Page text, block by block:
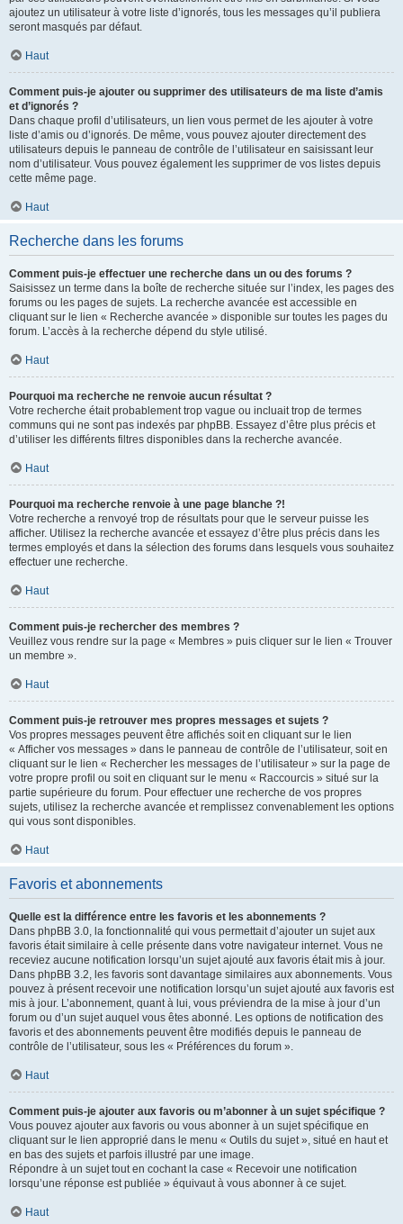
ajoutez un utilisateur à votre liste d’ignorés, tous les messages qu’il publiera
seront masqués par défaut.
Haut
Comment puis-je ajouter ou supprimer des utilisateurs de ma liste d’amis
et d’ignorés ?
Dans chaque profil d’utilisateurs, un lien vous permet de les ajouter à votre
liste d’amis ou d’ignorés. De même, vous pouvez ajouter directement des
utilisateurs depuis le panneau de contrôle de l’utilisateur en saisissant leur
nom d’utilisateur. Vous pouvez également les supprimer de vos listes depuis
cette même page.
Haut
Recherche dans les forums
Comment puis-je effectuer une recherche dans un ou des forums ?
Saisissez un terme dans la boîte de recherche située sur l’index, les pages des
forums ou les pages de sujets. La recherche avancée est accessible en
cliquant sur le lien « Recherche avancée » disponible sur toutes les pages du
forum. L’accès à la recherche dépend du style utilisé.
Haut
Pourquoi ma recherche ne renvoie aucun résultat ?
Votre recherche était probablement trop vague ou incluait trop de termes
communs qui ne sont pas indexés par phpBB. Essayez d’être plus précis et
d’utiliser les différents filtres disponibles dans la recherche avancée.
Haut
Pourquoi ma recherche renvoie à une page blanche ?!
Votre recherche a renvoyé trop de résultats pour que le serveur puisse les
afficher. Utilisez la recherche avancée et essayez d’être plus précis dans les
termes employés et dans la sélection des forums dans lesquels vous souhaitez
effectuer une recherche.
Haut
Comment puis-je rechercher des membres ?
Veuillez vous rendre sur la page « Membres » puis cliquer sur le lien « Trouver
un membre ».
Haut
Comment puis-je retrouver mes propres messages et sujets ?
Vos propres messages peuvent être affichés soit en cliquant sur le lien
« Afficher vos messages » dans le panneau de contrôle de l’utilisateur, soit en
cliquant sur le lien « Rechercher les messages de l’utilisateur » sur la page de
votre propre profil ou soit en cliquant sur le menu « Raccourcis » situé sur la
partie supérieure du forum. Pour effectuer une recherche de vos propres
sujets, utilisez la recherche avancée et remplissez convenablement les options
qui vous sont disponibles.
Haut
Favoris et abonnements
Quelle est la différence entre les favoris et les abonnements ?
Dans phpBB 3.0, la fonctionnalité qui vous permettait d’ajouter un sujet aux
favoris était similaire à celle présente dans votre navigateur internet. Vous ne
receviez aucune notification lorsqu’un sujet ajouté aux favoris était mis à jour.
Dans phpBB 3.2, les favoris sont davantage similaires aux abonnements. Vous
pouvez à présent recevoir une notification lorsqu’un sujet ajouté aux favoris est
mis à jour. L’abonnement, quant à lui, vous préviendra de la mise à jour d’un
forum ou d’un sujet auquel vous êtes abonné. Les options de notification des
favoris et des abonnements peuvent être modifiés depuis le panneau de
contrôle de l’utilisateur, sous les « Préférences du forum ».
Haut
Comment puis-je ajouter aux favoris ou m’abonner à un sujet spécifique ?
Vous pouvez ajouter aux favoris ou vous abonner à un sujet spécifique en
cliquant sur le lien approprié dans le menu « Outils du sujet », situé en haut et
en bas des sujets et parfois illustré par une image.
Répondre à un sujet tout en cochant la case « Recevoir une notification
lorsqu’une réponse est publiée » équivaut à vous abonner à ce sujet.
Haut